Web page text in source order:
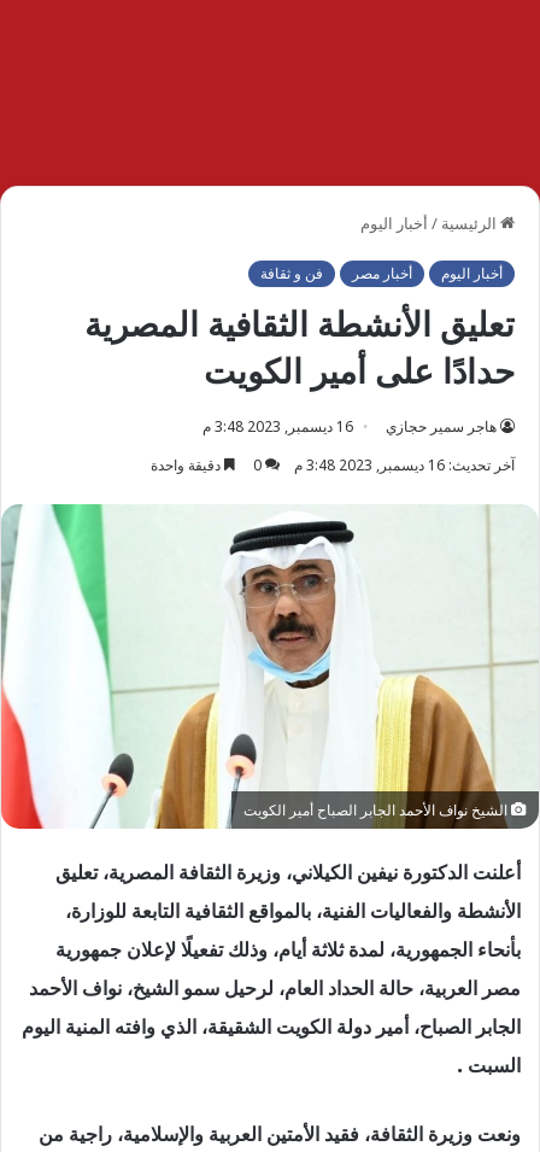
الرئيسية / أخبار اليوم
أخبار اليوم أخبار مصر فن و ثقافة
تعليق الأنشطة الثقافية المصرية
حدادًا على أمير الكويت
هاجر سمير حجازي
16 ديسمبر, 2023 3:48 م
آخر تحديث: 16 ديسمبر, 2023 3:48 م
0 دقيقة واحدة
الشيخ نواف الأحمد الجابر الصباح أمير الكويت
أعلنت الدكتورة نيفين الكيلاني، وزيرة الثقافة المصرية، تعليق
الأنشطة والفعاليات الفنية، بالمواقع الثقافية التابعة للوزارة،
بأنحاء الجمهورية، لمدة ثلاثة أيام، وذلك تفعيلًا لإعلان جمهورية
مصر العربية، حالة الحداد العام، لرحيل سمو الشيخ، نواف الأحمد
الجابر الصباح، أمير دولة الكويت الشقيقة، الذي وافته المنية اليوم
السبت .
ونعت وزيرة الثقافة، فقيد الأمتين العربية والإسلامية، راجية من